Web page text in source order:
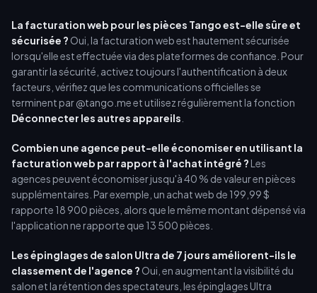
La facturation web pour les pièces Tango est-elle sûre et
sécurisée ? Oui, la facturation web est hautement sécurisée
lorsqu'elle est effectuée via des plateformes de confiance. Pour
garantir la sécurité, activez toujours l'authentification à deux
facteurs, vérifiez que les communications officielles se
terminent par @tango.me et utilisez régulièrement la fonction
Déconnecter les autres appareils
Combien une agence peut-elle économiser en utilisant la
facturation web par rapport à l'achat intégré ?Les
agences peuvent économiser jusqu'à 40 % de valeur en pièces
supplémentaires. Par exemple, un achat web de 199,99 $
rapporte 18 900 pièces, alors que le même montant dépensé via
l'application ne rapporte que 13 500 pièces.
Les épinglages de salon Ultra de 7 jours améliorent-ils le
classement de l'agence ? Oui, en augmentant la visibilité du
salon et la rétention des spectateurs, les épinglages Ultra